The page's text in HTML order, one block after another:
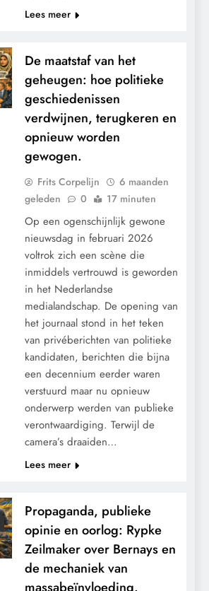
Lees meer
De maatstaf van het
geheugen: hoe politieke
geschiedenissen
verdwijnen, terugkeren en
opnieuw worden
gewogen.
Frits Corpelijn
6 maanden
geleden
0 17 minuten
Op een ogenschijnlijk gewone
nieuwsdag in februari 2026
voltrok zich een scène die
inmiddels vertrouwd is geworden
in het Nederlandse
medialandschap. De opening van
het journaal stond in het teken
van privéberichten van politieke
kandidaten, berichten die bijna
een decennium eerder waren
verstuurd maar nu opnieuw
onderwerp werden van publieke
verontwaardiging. Terwijl de
camera’s draaiden…
Lees meer
Propaganda, publieke
opinie en oorlog: Rypke
Zeilmaker over Bernays en
de mechaniek van
massabeïnvloeding.